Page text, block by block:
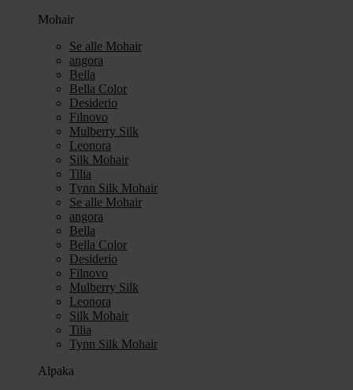
Mohair
Se alle Mohair
angora
Bella
Bella Color
Desiderio
Filnovo
Mulberry Silk
Leonora
Silk Mohair
Tilia
Tynn Silk Mohair
Se alle Mohair
angora
Bella
Bella Color
Desiderio
Filnovo
Mulberry Silk
Leonora
Silk Mohair
Tilia
Tynn Silk Mohair
Alpaka